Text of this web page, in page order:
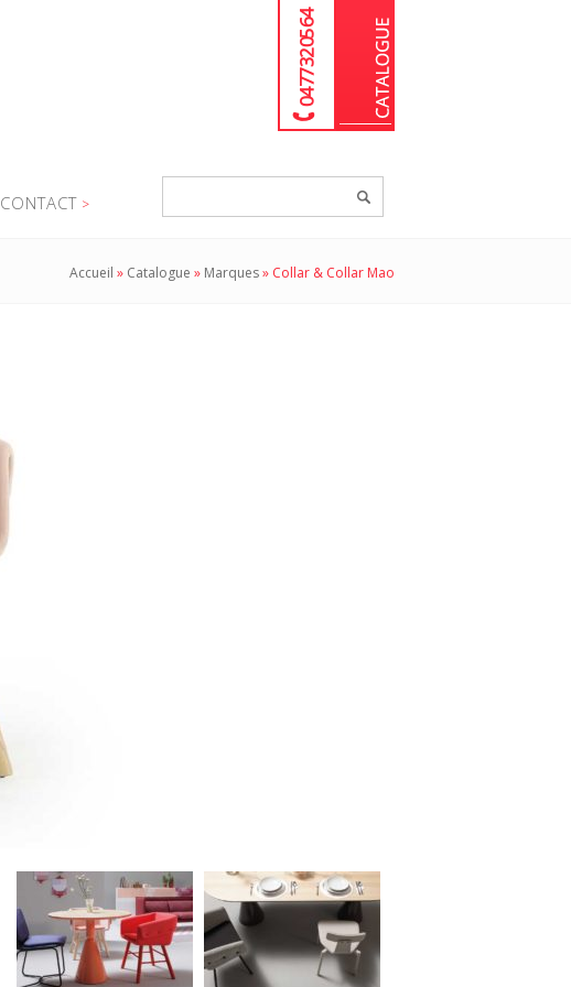
04 77 32 05 64
CONTACT
Accueil » Catalogue » Marques» Collar & Collar Mao